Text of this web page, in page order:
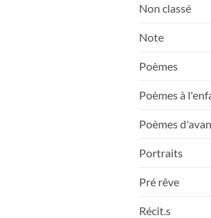
Non classé
Note
Poèmes
Poèmes à
Poèmes
Portraits
Pré rêve
Récit.s